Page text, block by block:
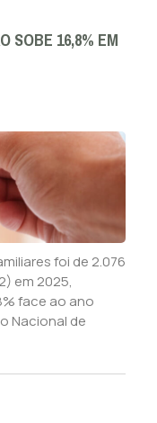
SOBE 16,8% EM
foi de 2.076
em 2025,
face ao ano
Nacional de